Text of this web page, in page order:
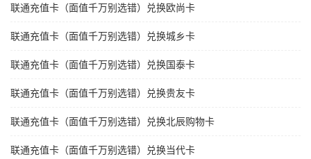
联通充值卡（面值千万别选错）兑换欧尚卡
联通充值卡（面值千万别选错）兑换城乡卡
联通充值卡（面值千万别选错）兑换国泰卡
联通充值卡（面值千万别选错）兑换贵友卡
联通充值卡（面值千万别选错）兑换北辰购物卡
联通充值卡（面值千万别选错）兑换当代卡